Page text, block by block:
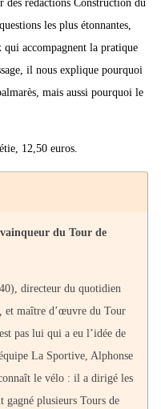
des rédactions Construction du
les plus étonnantes,
qui accompagnent la pratique
il nous explique pourquoi
mais aussi pourquoi le
12,50 euros.
du Tour de
directeur du quotidien
et maître d’œuvre du Tour
pas lui qui a eu l’idée de
La Sportive, Alphonse
le vélo : il a dirigé les
plusieurs Tours de